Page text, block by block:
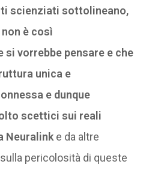
scienziati sottolineano,
è così
vorrebbe pensare e che
unica e
e dunque
scettici sui reali
Neuralinke da altre
pericolosità di queste